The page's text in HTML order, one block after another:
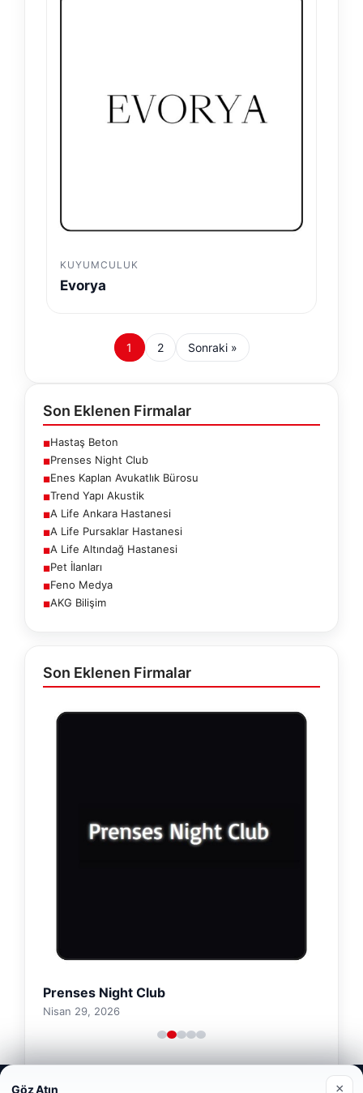
KUYUMCULUK
Evorya
1 2 Sonraki »
Son Eklenen Firmalar
■Hastaş Beton
■Prenses Night Club
■Enes Kaplan Avukatlık Bürosu
■Trend Yapı Akustik
■A Life Ankara Hastanesi
■A Life Pursaklar Hastanesi
■A Life Altındağ Hastanesi
■Pet İlanları
■Feno Medya
■AKG Bilişim
Son Eklenen Firmalar
Prenses Night Club
Nisan 29, 2026
Web sitemizi nasıl kullandığınızı daha iyi anlayabilmek,
Göz Atın ×